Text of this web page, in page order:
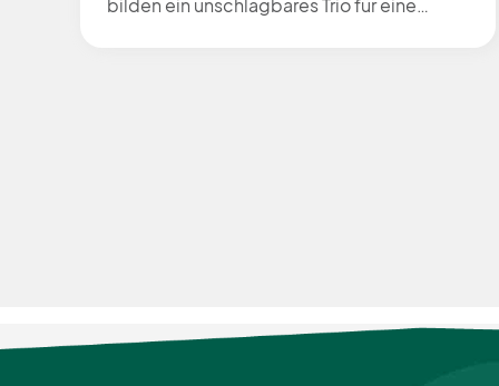
bilden ein unschlagbares Trio für eine
zirkadianen Rhythmus, der für Schlaf-